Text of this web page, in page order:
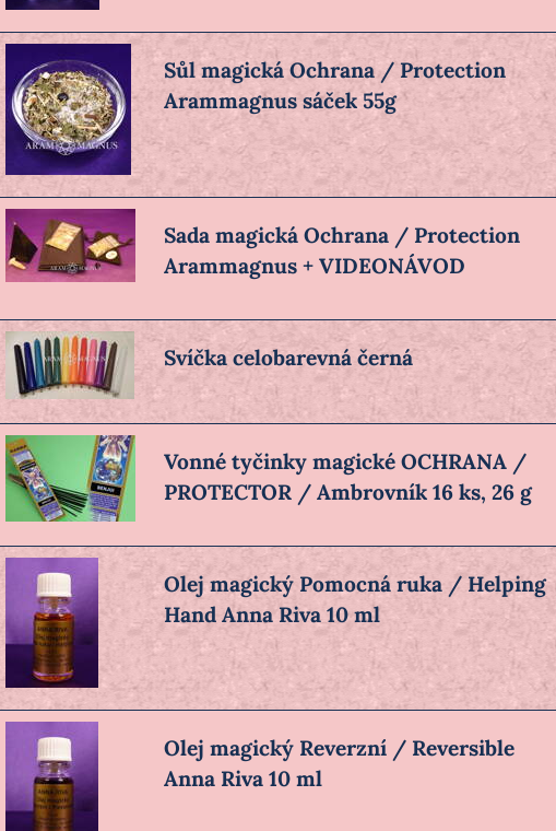
Sůl magická Ochrana / Protection
Arammagnus sáček 55g
Sada magická Ochrana / Protection
Arammagnus + VIDEONÁVOD
Svíčka celobarevná černá
Vonné tyčinky magické OCHRANA /
PROTECTOR / Ambrovník 16 ks, 26 g
Olej magický Pomocná ruka / Helping
Hand Anna Riva 10 ml
Olej magický Reverzní / Reversible
Anna Riva 10 ml